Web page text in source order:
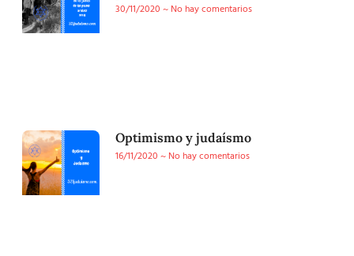
30/11/2020
No hay comentarios
Optimismo y judaísmo
16/11/2020
No hay comentarios